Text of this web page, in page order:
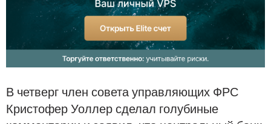
В четверг член совета управляющих ФРС
Кристофер Уоллер сделал голубиные